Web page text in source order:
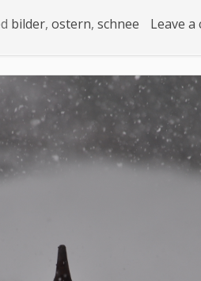
bilder, ostern, schnee Leave